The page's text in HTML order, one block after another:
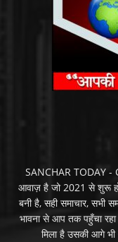
SANCHAR TODAY -
आवाज़ है जो 2021 से शुरू
बनी है, सही समाचार, सभी
भावना से आप तक पहुँचा
मिला है उसकी आगे भी